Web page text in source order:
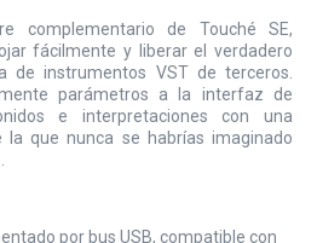
complementario de Touché SE,
fácilmente y liberar el verdadero
de instrumentos VST de terceros.
parámetros a la interfaz de
e interpretaciones con una
la que nunca se habrías imaginado
por bus USB, compatible con